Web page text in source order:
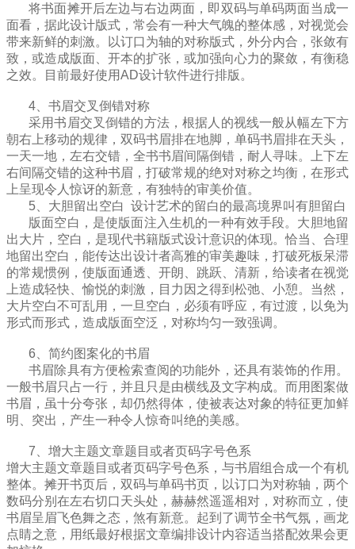
将书面摊开后左边与右边两面，即双码与单码两面当成一
面看，据此设计版式，常会有一种大气魄的整体感，对视觉会
带来新鲜的刺激。以订口为轴的对称版式，外分内合，张敛有
致，或造成版面、开本的扩张，或加强向心力的聚敛，有衡稳
之效。目前最好使用AD设计软件进行排版。
4、 书眉交叉倒错对称
采用书眉交叉倒错的方法，根据人的视线一般从幅左下方
朝右上移动的规律，双码书眉排在地脚，单码书眉排在天头，
一天一地，左右交错，全书书眉间隔倒错，耐人寻味。上下左
右间隔交错的这种书眉，打破常规的绝对对称之均衡，在形式
上呈现令人惊讶的新意，有独特的审美价值。
5、 大胆留出空白 设计艺术的留白的最高境界叫有胆留白
版面空白，是使版面注入生机的一种有效手段。大胆地留
出大片，空白，是现代书籍版式设计意识的体现。恰当、合理
地留出空白，能传达出设计者高雅的审美趣味，打破死板呆滞
的常规惯例，使版面通透、开朗、跳跃、清新，给读者在视觉
上造成轻快、愉悦的刺激，目力因之得到松弛、小憩。当然，
大片空白不可乱用，一旦空白，必须有呼应，有过渡，以免为
形式而形式，造成版面空泛，对称均匀一致强调。
6、简约图案化的书眉
书眉除具有方便检索查阅的功能外，还具有装饰的作用。
一般书眉只占一行，并且只是由横线及文字构成。而用图案做
书眉，虽十分夸张，却仍然得体，使被表达对象的特征更加鲜
明、突出，产生一种令人惊奇叫绝的美感。
7、 增大主题文章题目或者页码字号色系
增大主题文章题目或者页码字号色系 ，与书眉组合成一个有机
整体。摊开书页后，双码与单码书页，以订口为对称轴，两个
数码分别在左右切口天头处，赫赫然遥遥相对，对称而立，使
书眉呈眉飞色舞之态，煞有新意。起到了调节全书气氛，画龙
点睛之意 ，用纸最好根据文章编排设计内容适当搭配效果会更